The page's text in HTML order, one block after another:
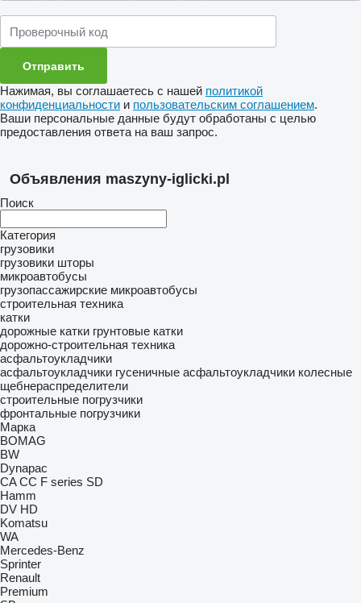
Нажимая, вы соглашаетесь с нашей политикой
конфиденциальности и пользовательским соглашением.
Ваши персональные данные будут обработаны с целью
предоставления ответа на ваш запрос.
Объявления maszyny-iglicki.pl
Поиск
Категория
грузовики
грузовики шторы
микроавтобусы
грузопассажирские микроавтобусы
строительная техника
катки
дорожные катки грунтовые катки
дорожно-строительная техника
асфальтоукладчики
асфальтоукладчики гусеничные асфальтоукладчики колесные
щебнераспределители
строительные погрузчики
фронтальные погрузчики
Марка
BOMAG
BW
Dynapac
CA CC F series SD
Hamm
DV HD
Komatsu
WA
Mercedes-Benz
Sprinter
Renault
Premium